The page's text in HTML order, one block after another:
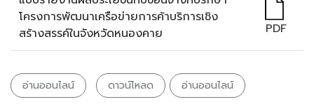
โครงการพัฒนาเครือข่ายการค้าบริการเชิง
สร้างสรรค์ในจังหวัดหนองคาย
PDF
อ่านออนไลน์ ดาวน์โหลด อ่านออนไลน์